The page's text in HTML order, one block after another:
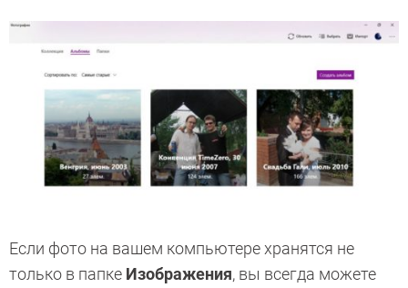
Если фото на вашем компьютере хранятся не
только в папке Изображения, вы всегда можете